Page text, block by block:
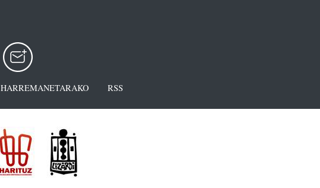
HARREMANETARAKO RSS